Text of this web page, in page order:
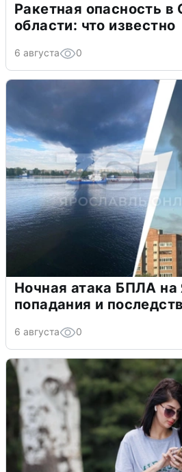
Ракетная опасность в
области: что известно
6 августа 0
Ночная атака БПЛА на
попадания и
6 августа 0